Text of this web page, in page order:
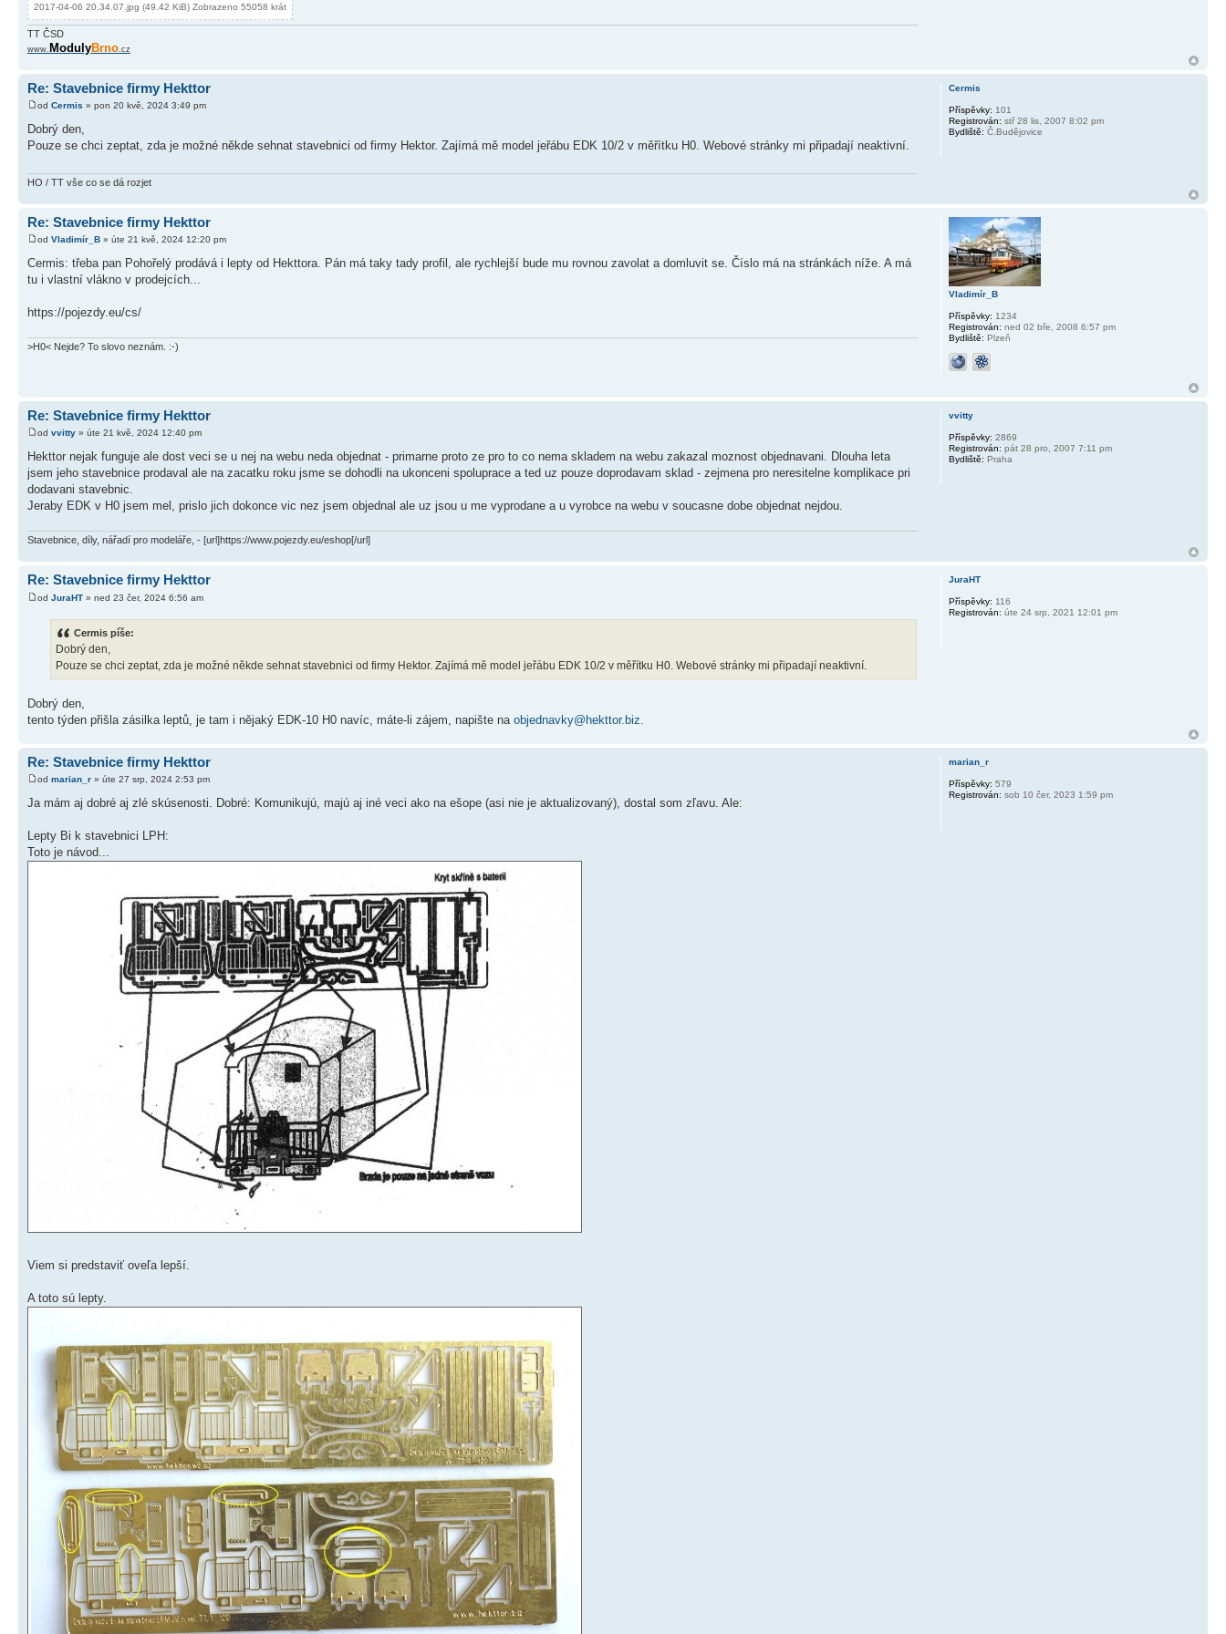
2017-04-06 20.34.07.jpg (49.42 KiB) Zobrazeno 55058 krát
TT ČSD
www. ModulyBrno .cz
Re: Stavebnice firmy Hekttor
od Cermis » pon 20 kvě, 2024 3:49 pm
Dobrý den,
Pouze se chci zeptat, zda je možné někde sehnat stavebnici od firmy Hektor. Zajímá mě model jeřábu EDK 10/2 v měřítku H0. Webové stránky mi připadají neaktivní.
HO / TT vše co se dá rozjet
Cermis
Příspěvky: 101
Registrován: stř 28 lis, 2007 8:02 pm
Bydliště: Č.Budějovice
Re: Stavebnice firmy Hekttor
od Vladimír_B » úte 21 kvě, 2024 12:20 pm
Cermis: třeba pan Pohořelý prodává i lepty od Hekttora. Pán má taky tady profil, ale rychlejší bude mu rovnou zavolat a domluvit se. Číslo má na stránkách níže. A má
tu i vlastní vlákno v prodejcích...
https://pojezdy.eu/cs/
>H0< Nejde? To slovo neznám. :-)
Vladimír_B
Příspěvky: 1234
Registrován: ned 02 bře, 2008 6:57 pm
Bydliště: Plzeň
Re: Stavebnice firmy Hekttor
od vvitty » úte 21 kvě, 2024 12:40 pm
Hekttor nejak funguje ale dost veci se u nej na webu neda objednat - primarne proto ze pro to co nema skladem na webu zakazal moznost objednavani. Dlouha leta
jsem jeho stavebnice prodaval ale na zacatku roku jsme se dohodli na ukonceni spoluprace a ted uz pouze doprodavam sklad - zejmena pro neresitelne komplikace pri
dodavani stavebnic.
Jeraby EDK v H0 jsem mel, prislo jich dokonce vic nez jsem objednal ale uz jsou u me vyprodane a u vyrobce na webu v soucasne dobe objednat nejdou.
Stavebnice, díly, nářadí pro modeláře, - [url]https://www.pojezdy.eu/eshop[/url]
vvitty
Příspěvky: 2869
Registrován: pát 28 pro, 2007 7:11 pm
Bydliště: Praha
Re: Stavebnice firmy Hekttor
od JuraHT » ned 23 čer, 2024 6:56 am
Cermis píše:
Dobrý den,
Pouze se chci zeptat, zda je možné někde sehnat stavebnici od firmy Hektor. Zajímá mě model jeřábu EDK 10/2 v měřítku H0. Webové stránky mi připadají neaktivní.
Dobrý den,
tento týden přišla zásilka leptů, je tam i nějaký EDK-10 H0 navíc, máte-li zájem, napište na objednavky@hekttor.biz
JuraHT
Příspěvky: 116
Registrován: úte 24 srp, 2021 12:01 pm
Re: Stavebnice firmy Hekttor
od marian_r » úte 27 srp, 2024 2:53 pm
Ja mám aj dobré aj zlé skúsenosti. Dobré: Komunikujú, majú aj iné veci ako na ešope (asi nie je aktualizovaný), dostal som zľavu. Ale:
Lepty Bi k stavebnici LPH:
Toto je návod...
Viem si predstaviť oveľa lepší.
A toto sú lepty.
marian_r
Příspěvky: 579
Registrován: sob 10 čer, 2023 1:59 pm